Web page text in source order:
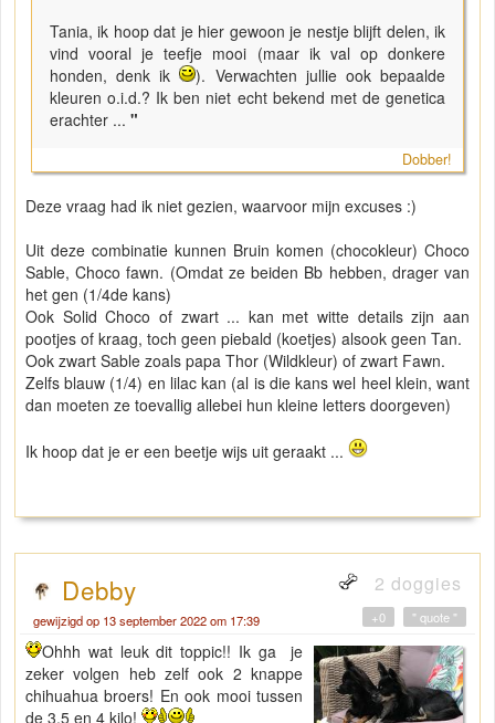
Tania, ik hoop dat je hier gewoon je nestje blijft delen, ik
vind vooral je teefje mooi (maar ik val op donkere
honden, denk ik
). Verwachten jullie ook bepaalde
kleuren o.i.d.? Ik ben niet echt bekend met de genetica
erachter ... "
Dobber!
Deze vraag had ik niet gezien, waarvoor mijn excuses :)
Uit deze combinatie kunnen Bruin komen (chocokleur) Choco
Sable, Choco fawn. (Omdat ze beiden Bb hebben, drager van
het gen (1/4de kans)
Ook Solid Choco of zwart ... kan met witte details zijn aan
pootjes of kraag, toch geen piebald (koetjes) alsook geen Tan.
Ook zwart Sable zoals papa Thor (Wildkleur) of zwart Fawn.
Zelfs blauw (1/4) en lilac kan (al is die kans wel heel klein, want
dan moeten ze toevallig allebei hun kleine letters doorgeven)
Ik hoop dat je er een beetje wijs uit geraakt ...
Debby 2 doggies
gewijzigd op 13 september 2022 om 17:39 " quote "
+0
Ohhh wat leuk dit toppic!! Ik ga je
zeker volgen heb zelf ook 2 knappe
chihuahua broers! En ook mooi tussen
de 3.5 en 4 kilo!